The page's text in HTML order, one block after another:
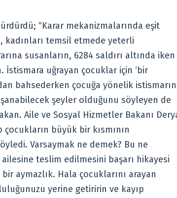
“Karar mekanizmalarında eşit
kadınları temsil etmede yeterli
susanların, 6284 saldırı altında iken
İstismara uğrayan çocuklar için ‘bir
bahsederken çocuğa yönelik istismarın
şeyler olduğunu söyleyen de
Aile ve Sosyal Hizmetler Bakanı
büyük bir kısmının
Varsaymak ne demek? Bu ne
teslim edilmesini başarı hikayesi
aymazlık. Hala çocuklarını arayan
yerine getiririn ve kayıp